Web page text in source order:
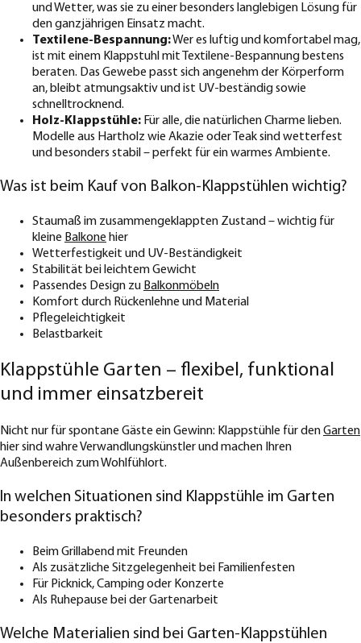
und Wetter, was sie zu einer besonders langlebigen Lösung für
den ganzjährigen Einsatz macht.
Textilene-Bespannung:Wer es luftig und komfortabel mag,
ist mit einem Klappstuhl mit Textilene-Bespannung bestens
beraten. Das Gewebe passt sich angenehm der Körperform
an, bleibt atmungsaktiv und ist UV-beständig sowie
schnelltrocknend.
Holz-Klappstühle: Für alle, die natürlichen Charme lieben.
Modelle aus Hartholz wie Akazie oder Teak sind wetterfest
und besonders stabil – perfekt für ein warmes Ambiente.
Was ist beim Kauf von Balkon-Klappstühlen wichtig?
Staumaß im zusammengeklappten Zustand – wichtig für
kleine Balkone hier
Wetterfestigkeit und UV-Beständigkeit
Stabilität bei leichtem Gewicht
Passendes Design zu Balkonmöbeln
Komfort durch Rückenlehne und Material
Pflegeleichtigkeit
Belastbarkeit
Klappstühle Garten – flexibel, funktional
und immer einsatzbereit
Nicht nur für spontane Gäste ein Gewinn: Klappstühle für denGarten
hier sind wahre Verwandlungskünstler und machen Ihren
Außenbereich zum Wohlfühlort.
In welchen Situationen sind Klappstühle im Garten
besonders praktisch?
Beim Grillabend mit Freunden
Als zusätzliche Sitzgelegenheit bei Familienfesten
Für Picknick, Camping oder Konzerte
Als Ruhepause bei der Gartenarbeit
Welche Materialien sind bei Garten-Klappstühlen